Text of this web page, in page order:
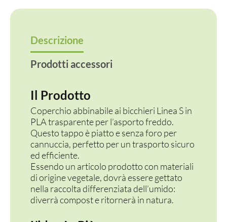
Descrizione
Prodotti accessori
Il Prodotto
Coperchio abbinabile ai bicchieri Linea S in
PLA trasparente per l’asporto freddo.
Questo tappo è piatto e senza foro per
cannuccia, perfetto per un trasporto sicuro
ed efficiente.
Essendo un articolo prodotto con materiali
di origine vegetale, dovrà essere gettato
nella raccolta differenziata dell’umido:
diverrà compost e ritornerà in natura.